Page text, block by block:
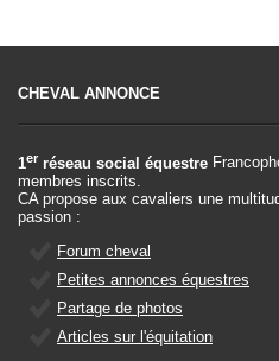
CHEVAL ANNONCE
1er réseau social équestre
membres inscrits.
CA propose aux cavaliers une
passion :
Forum cheval
Petites annonces équestres
Partage de photos
Articles sur l'équitation